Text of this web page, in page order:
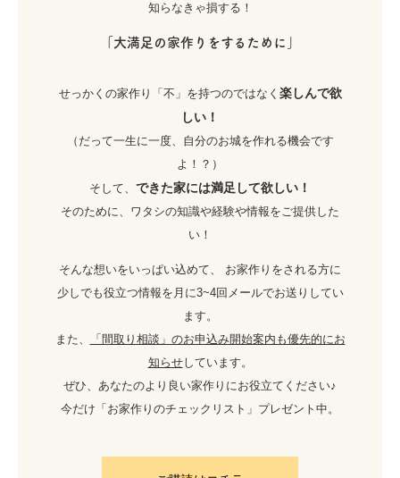
知らなきゃ損する！
「大満足の家作りをするために」
せっかくの家作り「不」を持つのではなく 楽しんで欲
しい！
（だって一生に一度、自分のお城を作れる機会です
よ！？）
そして、 できた家には満足して欲しい！
そのために、ワタシの知識や経験や情報をご提供した
い！
そんな想いをいっぱい込めて、 お家作りをされる方に
少しでも役立つ情報を月に3~4回メールでお送りしてい
ます。
また、
「間取り相談」のお申込み開始案内も優先的にお
知らせしています。
ぜひ、あなたのより良い家作りにお役立てください♪
今だけ「お家作りのチェックリスト」プレゼント中。